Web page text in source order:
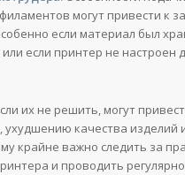
могут привести к
если материал был
если принтер не настроен
их не решить, могут
ухудшению качества изделий
крайне важно следить за
и проводить